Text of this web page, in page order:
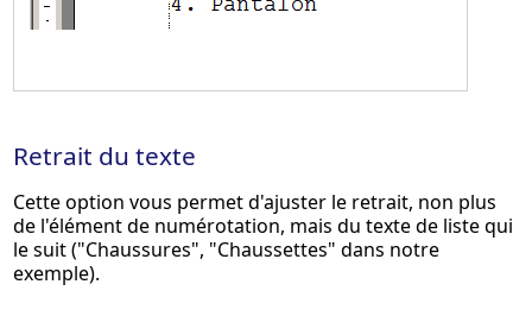
Retrait du texte
Cette option vous permet d'ajuster le retrait, non plus
de l'élément de numérotation, mais du texte de liste qui
le suit ("Chaussures", "Chaussettes" dans notre
exemple).